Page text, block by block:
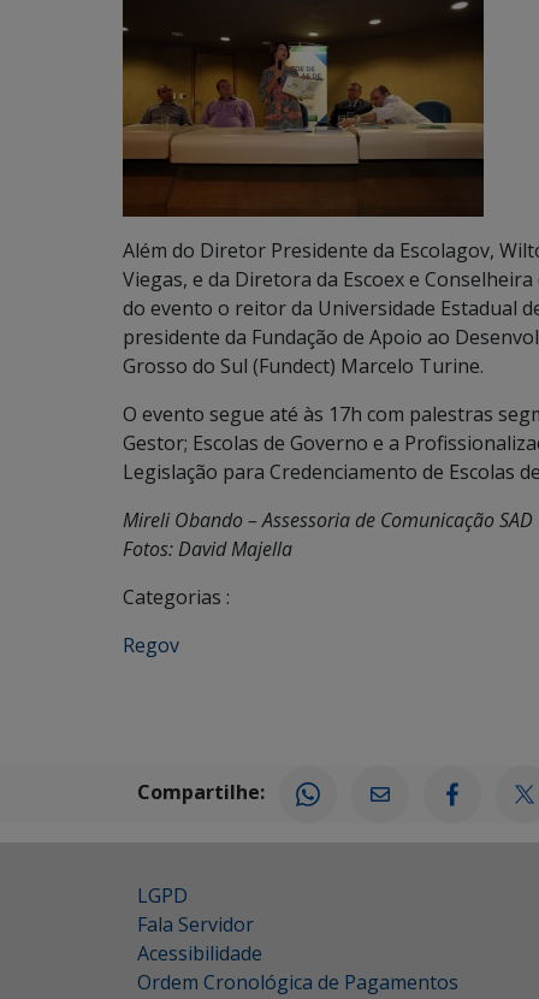
Além do Diretor Presidente da Escolagov,
Viegas, e da Diretora da Escoex e
do evento o reitor da Universidade Estadual
presidente da Fundação de Apoio ao
Grosso do Sul (Fundect) Marcelo Turine.
O evento segue até às 17h com palestras
Gestor; Escolas de Governo e a
Legislação para Credenciamento de Escolas
Mireli Obando – Assessoria de Comunicação SAD
Fotos: David Majella
Categorias :
Regov
Compartilhe:
LGPD
Fala Servidor
Acessibilidade
Ordem Cronológica de Pagamentos